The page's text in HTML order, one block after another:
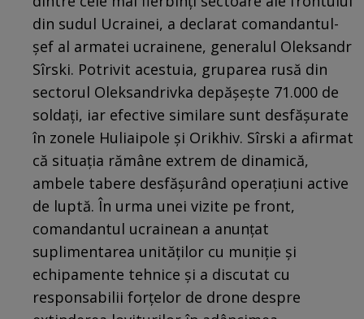
din sudul Ucrainei, a declarat comandantul-
șef al armatei ucrainene, generalul Oleksandr
Sîrski. Potrivit acestuia, gruparea rusă din
sectorul Oleksandrivka depășește 71.000 de
soldați, iar efective similare sunt desfășurate
în zonele Huliaipole și Orikhiv. Sîrski a afirmat
că situația rămâne extrem de dinamică,
ambele tabere desfășurând operațiuni active
de luptă. În urma unei vizite pe front,
comandantul ucrainean a anunțat
suplimentarea unităților cu muniție și
echipamente tehnice și a discutat cu
responsabilii forțelor de drone despre